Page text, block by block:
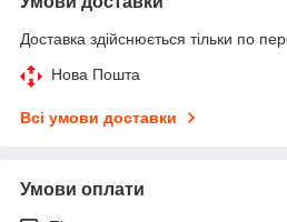
Доставка здійснюється тільки по
Нова Пошта
Всі умови доставки
Умови оплати